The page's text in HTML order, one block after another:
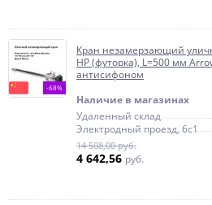
-68%
Кран незамерзающий
НР (футорка), L=500 мм
антисифоном
Наличие в магазинах
Удаленный склад
Электродный проезд, 6с1
14 508,00 руб.
4 642,56 руб.